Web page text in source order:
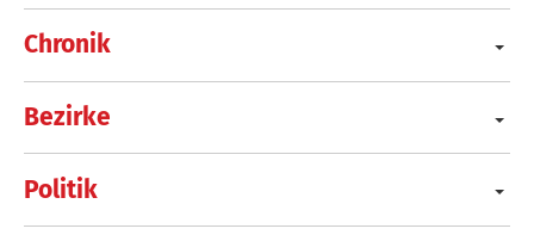
Chronik
Bezirke
Politik